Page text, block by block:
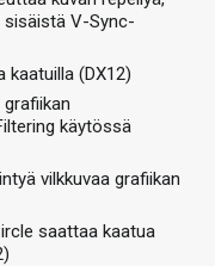
sisäistä V-Sync-
kaatuilla (DX12)
käytössä
vilkkuvaa grafiikan
saattaa kaatua